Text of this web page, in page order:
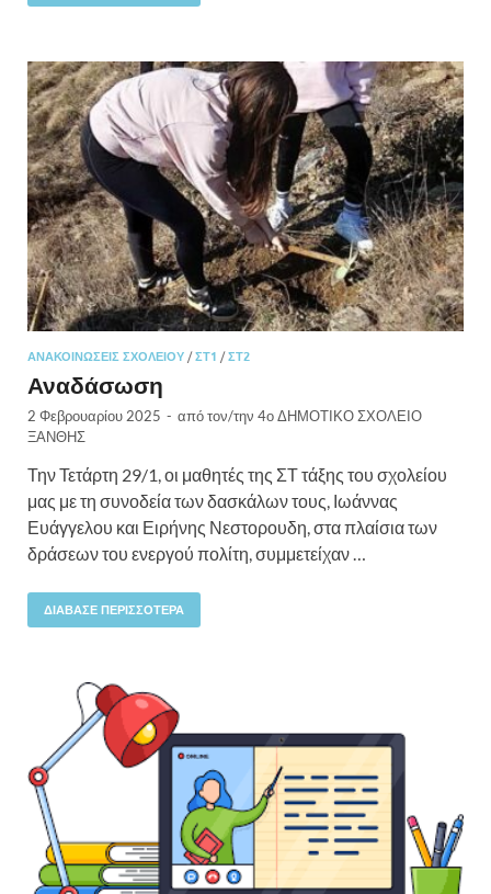
ΑΝΑΚΟΙΝΏΣΕΙΣ ΣΧΟΛΕΊΟΥ /ΣΤ1 /ΣΤ2
Αναδάσωση
2 Φεβρουαρίου 2025 - από τον/την 4ο ΔΗΜΟΤΙΚΟ ΣΧΟΛΕΙΟ
ΞΑΝΘΗΣ
Την Τετάρτη 29/1, οι μαθητές της ΣΤ τάξης του σχολείου
μας με τη συνοδεία των δασκάλων τους, Ιωάννας
Ευάγγελου και Ειρήνης Νεστορουδη, στα πλαίσια των
δράσεων του ενεργού πολίτη, συμμετείχαν …
ΔΙΆΒΑΣΕ ΠΕΡΙΣΣΌΤΕΡΑ